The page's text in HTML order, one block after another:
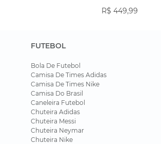
R$ 449,99
FUTEBOL
Bola De Futebol
Camisa De Times Adidas
Camisa De Times Nike
Camisa Do Brasil
Caneleira Futebol
Chuteira Adidas
Chuteira Messi
Chuteira Neymar
Chuteira Nike